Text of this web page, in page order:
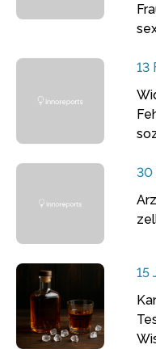
13
30
15